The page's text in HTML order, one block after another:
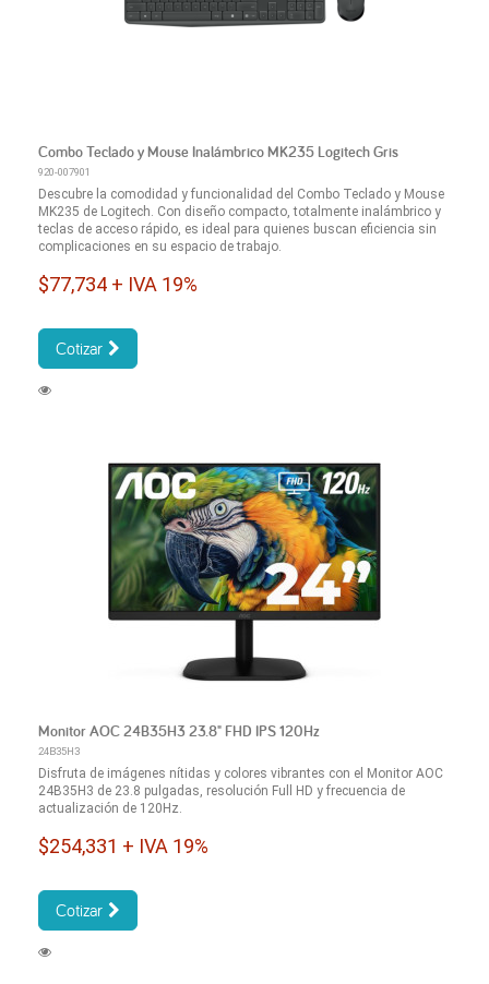
Combo Teclado y Mouse Inalámbrico MK235 Logitech Gris
920-007901
Descubre la comodidad y funcionalidad del Combo Teclado y Mouse
MK235 de Logitech. Con diseño compacto, totalmente inalámbrico y
teclas de acceso rápido, es ideal para quienes buscan eficiencia sin
complicaciones en su espacio de trabajo.
$77,734 + IVA 19%
Cotizar
Monitor AOC 24B35H3 23.8" FHD IPS 120Hz
24B35H3
Disfruta de imágenes nítidas y colores vibrantes con el Monitor AOC
24B35H3 de 23.8 pulgadas, resolución Full HD y frecuencia de
actualización de 120Hz.
$254,331 + IVA 19%
Cotizar